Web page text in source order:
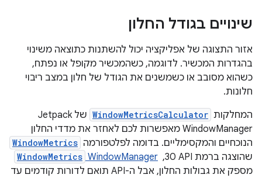
שינויים בגודל החלון
אזור התצוגה של אפליקציה יכול להשתנות כתוצאה משינוי
בהגדרות המכשיר. לדוגמה, כשהמכשיר מקופל או נפתח,
כשהוא מסובב או כשמשנים את הגודל של חלון במצב ריבוי
חלונות.
המחלקות WindowMetricsCalculator
של Jetpack
WindowManager מאפשרות לכם לאחזר את מדדי החלון
הנוכחיים והמקסימליים. בדומה לפלטפורמה WindowMetrics
שהוצגה ברמת API‏ 30, ‏ WindowManager‏
WindowMetrics
מספק את גבולות החלון, אבל ה-API תואם לדורות קודמים עד